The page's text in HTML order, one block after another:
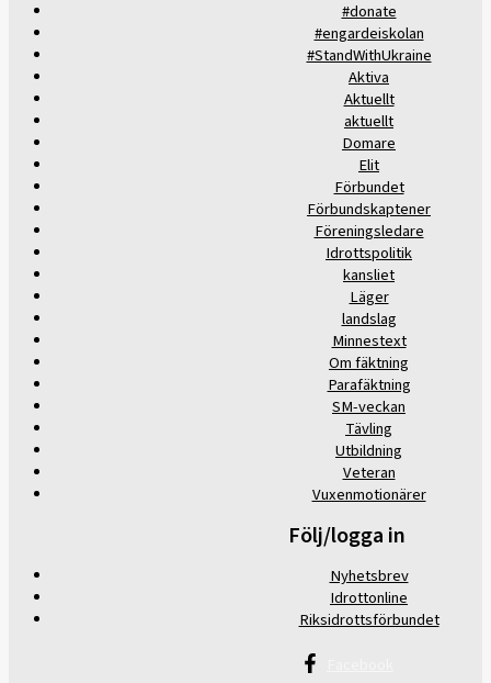
#donate
#engardeiskolan
#StandWithUkraine
Aktiva
Aktuellt
aktuellt
Domare
Elit
Förbundet
Förbundskaptener
Föreningsledare
Idrottspolitik
kansliet
Läger
landslag
Minnestext
Om fäktning
Parafäktning
SM-veckan
Tävling
Utbildning
Veteran
Vuxenmotionärer
Följ/logga in
Nyhetsbrev
Idrottonline
Riksidrottsförbundet